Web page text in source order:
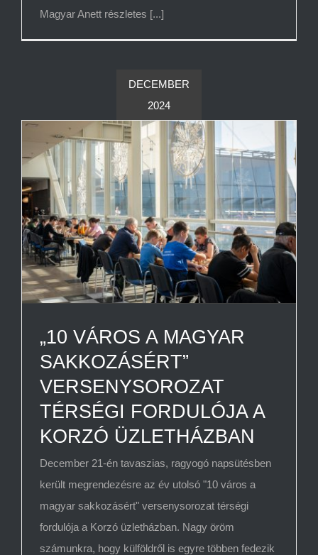
Magyar Anett részletes [...]
DECEMBER
2024
„10 VÁROS A MAGYAR
SAKKOZÁSÉRT”
VERSENYSOROZAT
TÉRSÉGI FORDULÓJA A
KORZÓ ÜZLETHÁZBAN
December 21-én tavaszias, ragyogó napsütésben
került megrendezésre az év utolsó "10 város a
magyar sakkozásért" versenysorozat térségi
fordulója a Korzó üzletházban. Nagy öröm
számunkra, hogy külföldről is egyre többen fedezik